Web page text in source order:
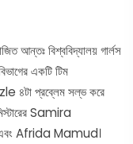
আন্তঃ বিশ্ববিদ্যালয় গার্লস
একটি টিম
৪টা প্রব্লেম সল্ভ করে
Samira
Afrida Mamud।